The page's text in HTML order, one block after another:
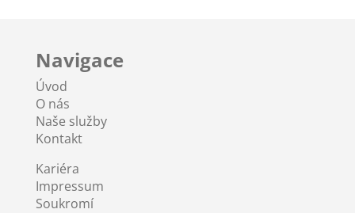
Navigace
Úvod
O nás
Naše služby
Kontakt
Kariéra
Impressum
Soukromí